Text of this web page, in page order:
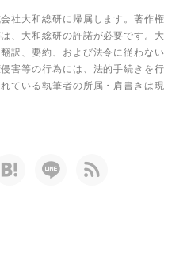
社大和総研に帰属します。著作権
、大和総研の許諾が必要です。大
訳、要約、および法令に従わない
害等の行為には、法的手続きを行
ている執筆者の所属・肩書きは現